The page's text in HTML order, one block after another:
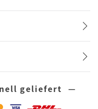
geliefert —